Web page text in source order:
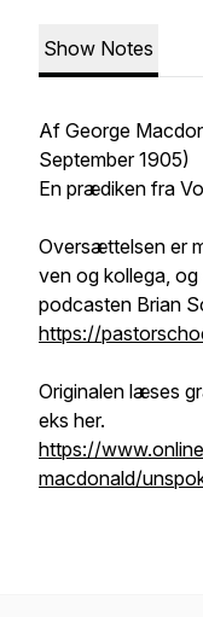
Show Notes
Af George
September 1905)
En prædiken fra
Oversættelsen er
ven og kollega,
podcasten Brian
https://
Originalen læses
eks her.
https://
macdonald/